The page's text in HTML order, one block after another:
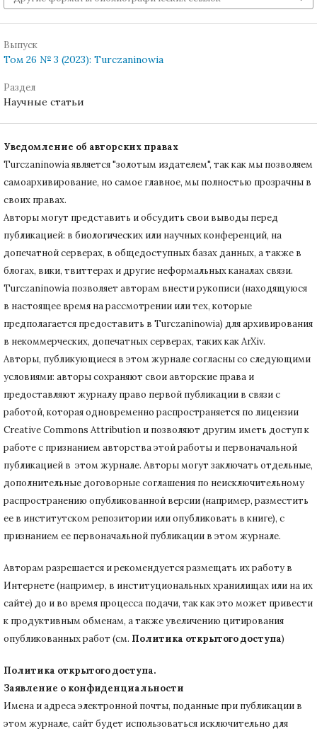
Выпуск
Том 26 № 3 (2023): Turczaninowia
Раздел
Научные статьи
Уведомление об авторских правах
Turczaninowiа является "золотым издателем", так как мы позволяем
самоархивирование, но самое главное, мы полностью прозрачны в
своих правах.
Авторы могут представить и обсудить свои выводы перед
публикацией: в биологических или научных конференций, на
допечатной серверах, в общедоступных базах данных, а также в
блогах, вики, твиттерах и другие неформальных каналах связи.
Turczaninowiа позволяет авторам внести рукописи (находящуюся
в настоящее время на рассмотрении или тех, которые
предполагается предоставить в Turczaninowia) для архивирования
в некоммерческих, допечатных серверах, таких как ArXiv.
Авторы, публикующиеся в этом журнале согласны со следующими
условиями: авторы сохраняют свои авторские права и
предоставляют журналу право первой публикации в связи с
работой, которая одновременно распространяется по лицензии
Creative Commons Attribution и позволяют другим иметь доступ к
работе с признанием авторства этой работы и первоначальной
публикацией в этом журнале. Авторы могут заключать отдельные,
дополнительные договорные соглашения по неисключительному
распространению опубликованной версии (например, разместить
ее в институтском репозитории или опубликовать в книге), с
признанием ее первоначальной публикации в этом журнале.
Авторам разрешается и рекомендуется размещать их работу в
Интернете (например, в институциональных хранилищах или на их
сайте) до и во время процесса подачи, так как это может привести
к продуктивным обменам, а также увеличению цитирования
опубликованных работ (см. Политика открытого доступа)
Политика открытого доступа.
Заявление о конфиденциальности
Имена и адреса электронной почты, поданные при публикации в
этом журнале, сайт будет использоваться исключительно для